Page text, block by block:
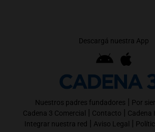
Descargá nuestra App
Nuestros padres fundadores | Por
Cadena 3 Comercial | Contacto | Cadena
Integrar nuestra red | Aviso Legal |